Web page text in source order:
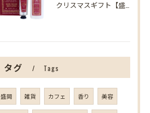
タグ Tags
盛岡 雑貨 カフェ 香り 美容